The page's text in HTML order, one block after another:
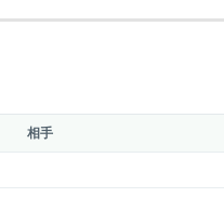
相手